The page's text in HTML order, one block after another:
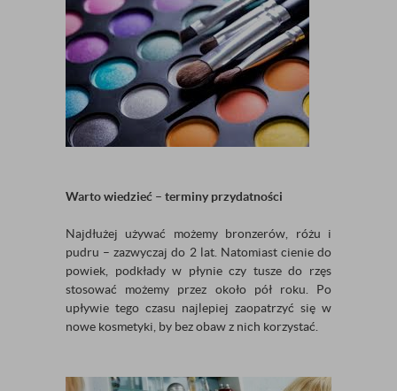
Warto wiedzieć – terminy przydatności
Najdłużej używać możemy bronzerów, różu i
pudru – zazwyczaj do 2 lat. Natomiast cienie do
powiek, podkłady w płynie czy tusze do rzęs
stosować możemy przez około pół roku. Po
upływie tego czasu najlepiej zaopatrzyć się w
nowe kosmetyki, by bez obaw z nich korzystać.